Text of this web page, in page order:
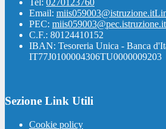
Tel: 0270123760
Email: miis059003@istruzione.it
PEC: miis059003@pec.istruzione.it
C.F.: 80124410152
IBAN: Tesoreria Unica - Banca
IT77J0100004306TU0000009203
Sezione Link Utili
Cookie policy